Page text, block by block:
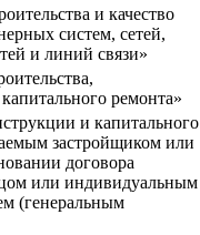
и качество
систем, сетей,
и линий связи»
ремонта»
и капитального
застройщиком или
договора
или индивидуальным
(генеральным